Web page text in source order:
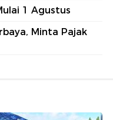
1 Agustus
Minta Pajak